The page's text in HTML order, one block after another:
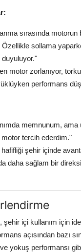
sırasında motorun
sollama
motor zorlanıyor,
performans
memnunum,
tercih ederdim."
şehir içinde
daha sağlam bir
şehir içi kullanım için
açısından bazı
yokuş performansı